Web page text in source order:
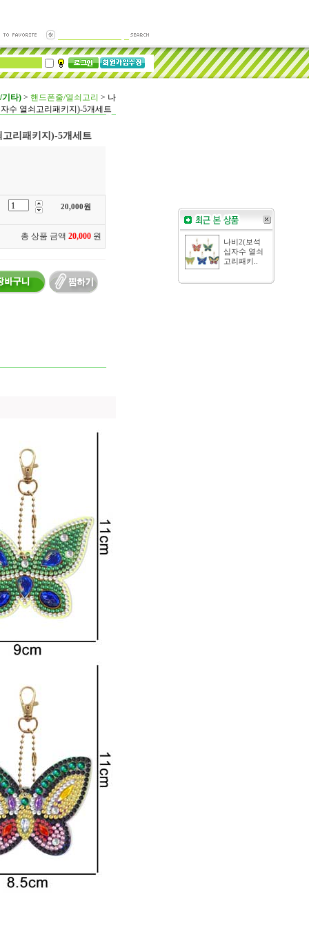
기타) > 핸드폰줄/열쇠고리 > 나
수 열쇠고리패키지)-5개세트
리패키지)-5개세트
20,000원
총 상품 금액 20,000 원
나비2(보석
십자수 열쇠
고리패키..